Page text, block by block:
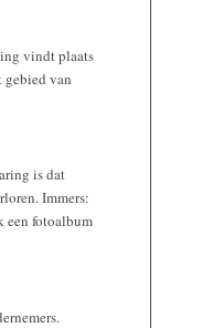
vindt plaats
gebied van
is dat
Immers:
een fotoalbum